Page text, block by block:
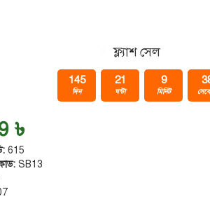
ফ্ল্যাশ সেল
145
দিন
21
ঘন্টা
9
মিনিট
৳
615
SB13